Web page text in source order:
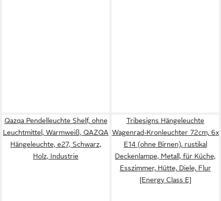
Qazqa Pendelleuchte Shelf, ohne
Leuchtmittel, Warmweiß, QAZQA
Hängeleuchte, e27, Schwarz,
Holz, Industrie
Tribesigns Hängeleuchte
Wagenrad-Kronleuchter 72cm, 6x
E14 (ohne Birnen), rustikal
Deckenlampe, Metall, für Küche,
Esszimmer, Hütte, Diele, Flur
[Energy Class E]